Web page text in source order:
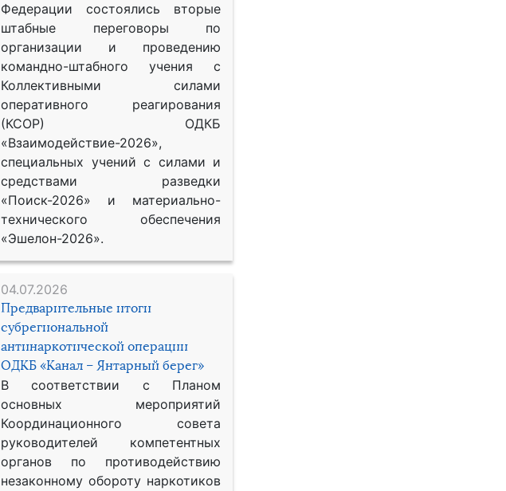
Федерации состоялись вторые
штабные переговоры по
организации и проведению
командно-штабного учения с
Коллективными силами
оперативного реагирования
(КСОР) ОДКБ
«Взаимодействие-2026»,
специальных учений с силами и
средствами разведки
«Поиск-2026» и материально-
технического обеспечения
«Эшелон-2026».
04.07.2026
Предварительные итоги
субрегиональной
антинаркотической операции
ОДКБ «Канал – Янтарный берег»
В соответствии с Планом
основных мероприятий
Координационного совета
руководителей компетентных
органов по противодействию
незаконному обороту наркотиков